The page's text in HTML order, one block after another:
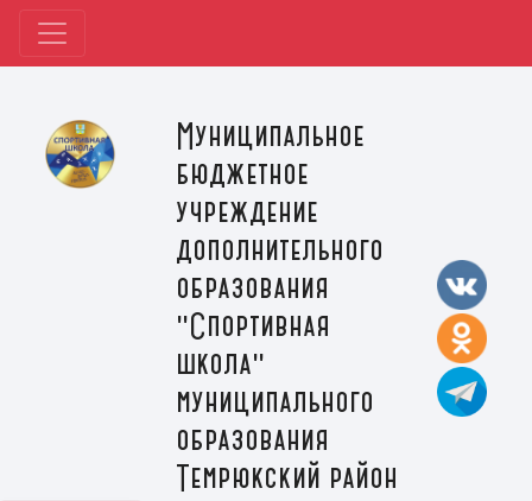
Муниципальное
бюджетное
учреждение
дополнительного
образования
"Спортивная
школа"
муниципального
образования
Темрюкский район